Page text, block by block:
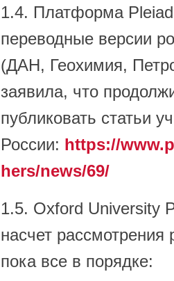
1.4. Платформа
переводные версии
(ДАН, Геохимия,
заявила, что
публиковать статьи
России: https://
hers/news/69/
1.5. Oxford University
насчет рассмотрения
пока все в порядке: